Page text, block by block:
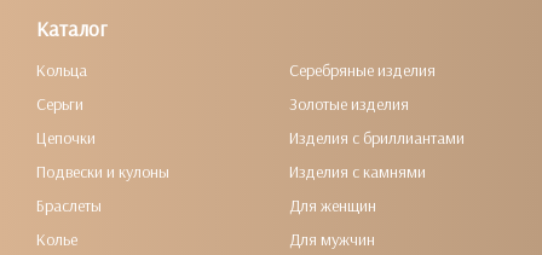
Каталог
Кольца
Серьги
Цепочки
Подвески и кулоны
Браслеты
Колье
Серебряные изделия
Золотые изделия
Изделия с бриллиантами
Изделия с камнями
Для женщин
Для мужчин